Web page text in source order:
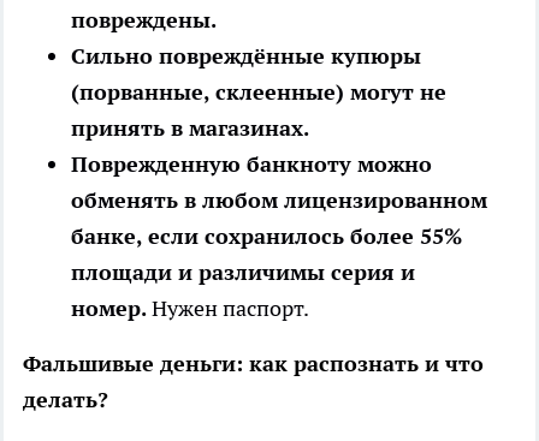
повреждены.
Сильно повреждённые купюры
(порванные, склеенные) могут не
принять в магазинах.
Поврежденную банкноту можно
обменять в любом лицензированном
банке, если сохранилось более 55%
площади и различимы серия и
номер.Нужен паспорт.
Фальшивые деньги: как распознать и что
делать?